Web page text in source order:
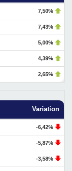
7,50%
7,43%
5,00%
4,39%
2,65%
Variation
-6,42%
-5,87%
-3,58%